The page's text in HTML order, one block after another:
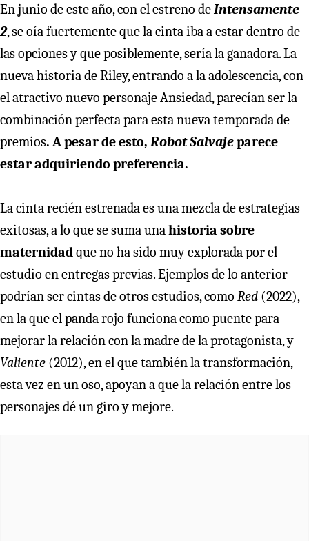
En junio de este año, con el estreno deIntensamente
2, se oía fuertemente que la cinta iba a estar dentro de
las opciones y que posiblemente, sería la ganadora. La
nueva historia de Riley, entrando a la adolescencia, con
el atractivo nuevo personaje Ansiedad, parecían ser la
combinación perfecta para esta nueva temporada de
premios. A pesar de esto, Robot Salvajeparece
estar adquiriendo preferencia.
La cinta recién estrenada es una mezcla de estrategias
exitosas, a lo que se suma unahistoria sobre
maternidadque no ha sido muy explorada por el
estudio en entregas previas. Ejemplos de lo anterior
podrían ser cintas de otros estudios, como Red (2022),
en la que el panda rojo funciona como puente para
mejorar la relación con la madre de la protagonista, y
Valiente (2012), en el que también la transformación,
esta vez en un oso, apoyan a que la relación entre los
personajes dé un giro y mejore.